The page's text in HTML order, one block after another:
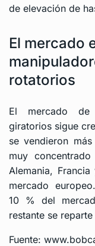
de elevación de
El mercado
rotatorios
El mercado de
giratorios sigue
se vendieron
muy
Alemania,
mercado
10 % del
restante se
Fuente: